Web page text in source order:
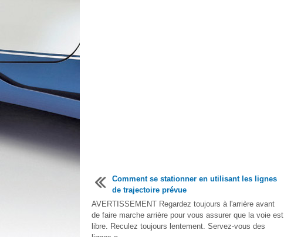
Comment se stationner en utilisant les lignes
de trajectoire prévue
AVERTISSEMENT Regardez toujours à l'arrière avant
de faire marche arrière pour vous assurer que la voie est
libre. Reculez toujours lentement. Servez-vous des